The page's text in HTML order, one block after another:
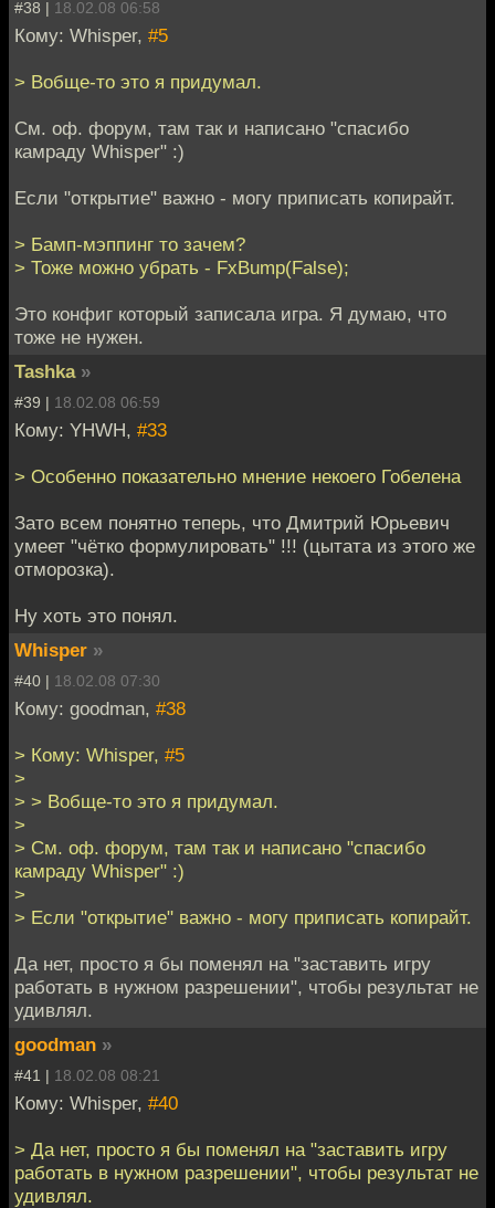
#38 | 18.02.08 06:58
Кому: Whisper, #5
> Вобще-то это я придумал.
См. оф. форум, там так и написано "спасибо
камраду Whisper" :)
Если "открытие" важно - могу приписать копирайт.
> Бамп-мэппинг то зачем?
> Тоже можно убрать - FxBump(False);
Это конфиг который записала игра. Я думаю, что
тоже не нужен.
Tashka »
#39 | 18.02.08 06:59
Кому: YHWH, #33
> Особенно показательно мнение некоего Гобелена
Зато всем понятно теперь, что Дмитрий Юрьевич
умеет "чётко формулировать" !!! (цытата из этого же
отморозка).
Ну хоть это понял.
Whisper »
#40 | 18.02.08 07:30
Кому: goodman, #38
> Кому: Whisper, #5
>
> > Вобще-то это я придумал.
>
> См. оф. форум, там так и написано "спасибо
камраду Whisper" :)
>
> Если "открытие" важно - могу приписать копирайт.
Да нет, просто я бы поменял на "заставить игру
работать в нужном разрешении", чтобы результат не
удивлял.
goodman »
#41 | 18.02.08 08:21
Кому: Whisper, #40
> Да нет, просто я бы поменял на "заставить игру
работать в нужном разрешении", чтобы результат не
удивлял.